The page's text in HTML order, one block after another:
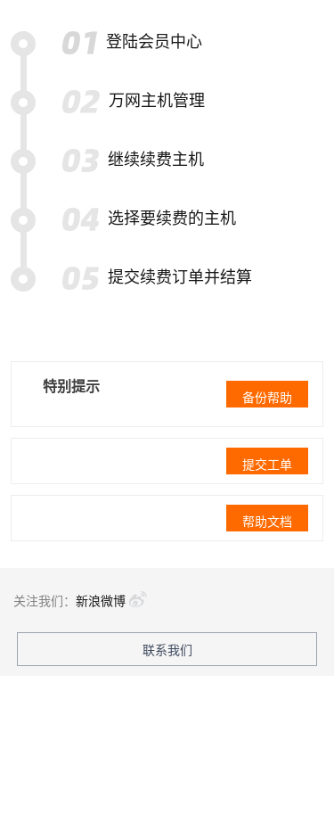
登陆会员中心
万网主机管理
继续续费主机
选择要续费的主机
提交续费订单并结算
特别提示
备份帮助
提交工单
帮助文档